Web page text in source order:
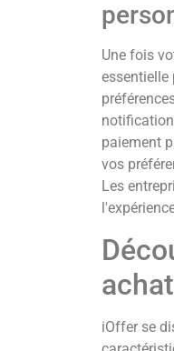
Une fois
essentielle
paiement
vos
Les
iOffer se